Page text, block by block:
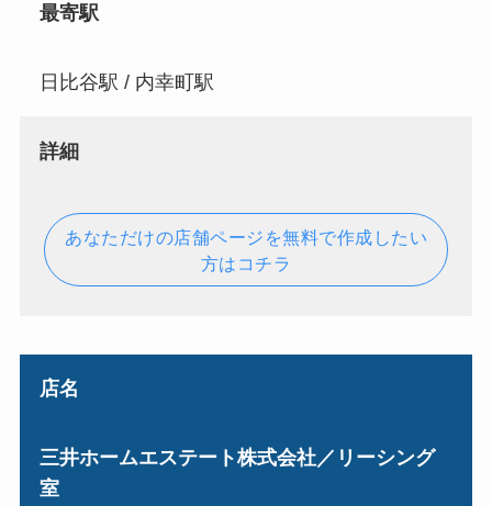
最寄駅
日比谷駅 / 内幸町駅
詳細
あなただけの店舗ページを無料で作成したい
方はコチラ
店名
三井ホームエステート株式会社／リーシング
室